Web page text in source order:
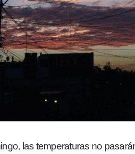
las temperaturas no